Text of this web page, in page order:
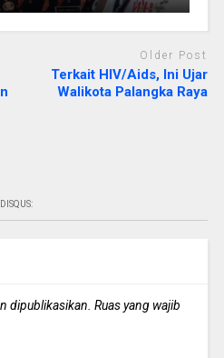
Older Post
Terkait HIV/Aids, Ini Ujar
Walikota Palangka Raya
DISQUS:
dipublikasikan. Ruas yang wajib